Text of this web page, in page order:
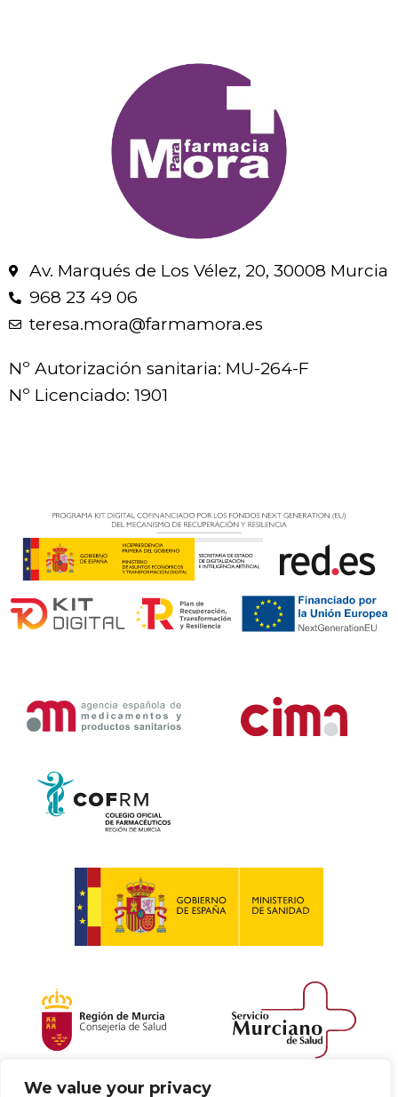
We value your privacy
Av. Marqués de Los Vélez, 20, 30008 Murcia
968 23 49 06
teresa.mora@farmamora.es
Nº Autorización sanitaria: MU-264-F
Nº Licenciado: 1901